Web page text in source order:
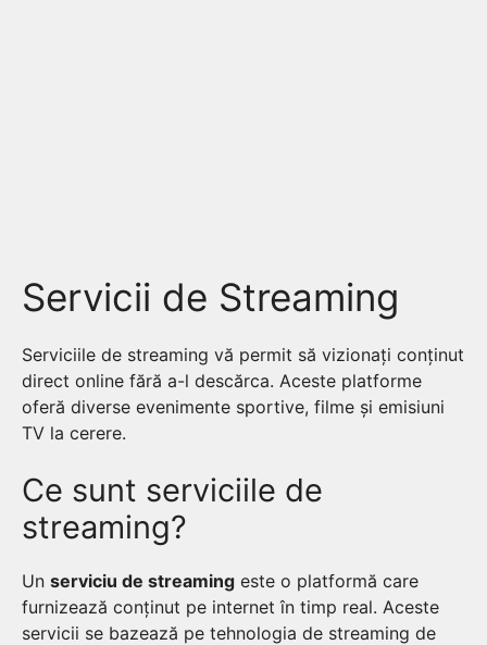
Servicii de Streaming
Serviciile de streaming vă permit să vizionați conținut
direct online fără a-l descărca. Aceste platforme
oferă diverse evenimente sportive, filme și emisiuni
TV la cerere.
Ce sunt serviciile de
streaming?
Un serviciu de streaming este o platformă care
furnizează conținut pe internet în timp real. Aceste
servicii se bazează pe tehnologia de streaming de